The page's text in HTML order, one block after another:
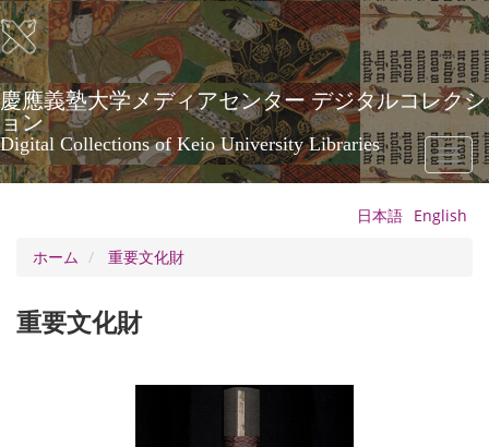
メ
イ
ン
コ
ン
テ
ン
ツ
に
慶應義塾大学メディアセンター デジタルコレクシ
ョン
Digital Collections of Keio University Libraries
Toggle
日本語 English
ホーム
重要文化財
重要文化財